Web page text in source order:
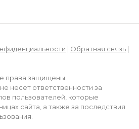
| Обратная связь |
права защищены.
несет ответственности за
пользователей, которые
сайта, а также за последствия